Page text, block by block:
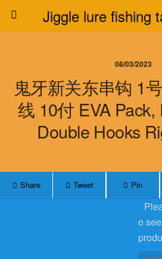
08/03/2023
鬼牙新关东串钩 1
线 10付 EVA Pack,
Double Hooks
Share Tweet Pin
o